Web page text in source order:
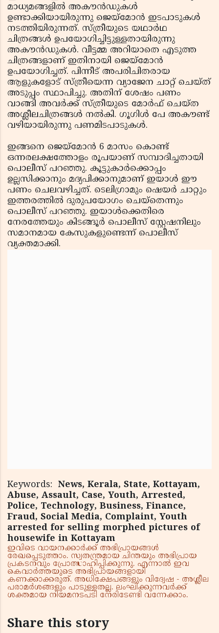
മാധ്യമങ്ങളില്‍ അകൗന്‍ഡുകള്‍
ഉണ്ടാക്കിയായിരുന്നു ജെയ്‌മോന്‍ ഇടപാടുകള്‍
നടത്തിയിരുന്നത്. സ്ത്രീയുടെ യഥാര്‍ഥ
ചിത്രങ്ങള്‍ ഉപയോഗിച്ചിട്ടുള്ളതായിരുന്നു
അകൗന്‍ഡുകള്‍. വീട്ടമ്മ അറിയാതെ എടുത്ത
ചിത്രങ്ങളാണ് ഇതിനായി ജെയ്‌മോന്‍
ഉപയോഗിച്ചത്. പിന്നീട് അപരിചിതരായ
ആളുകളോട് സ്ത്രീയെന്ന വ്യാജേന ചാറ്റ് ചെയ്ത്
അടുപ്പം സ്ഥാപിച്ചു. അതിന് ശേഷം പണം
വാങ്ങി അവര്‍ക്ക് സ്ത്രീയുടെ മോര്‍ഫ് ചെയ്ത
അശ്ലീലചിത്രങ്ങള്‍ നല്‍കി. ഗൂഗിള്‍ പേ അകൗണ്ട്
വഴിയായിരുന്നു പണമിടപാടുകള്‍.
ഇങ്ങനെ ജെയ്‌മോന്‍ 6 മാസം കൊണ്ട്
ഒന്നരലക്ഷത്തോളം രൂപയാണ് സമ്പാദിച്ചതായി
പൊലീസ് പറഞ്ഞു. കൂട്ടുകാര്‍ക്കൊപ്പം
ഉല്ലസിക്കാനും മദ്യപിക്കാനുമാണ് ഇയാള്‍ ഈ
പണം ചെലവഴിച്ചത്. ടെലിഗ്രാമും ഷെയര്‍ ചാറ്റും
ഇത്തരത്തില്‍ ദുരുപയോഗം ചെയ്‌തെന്നും
പൊലീസ് പറഞ്ഞു. ഇയാള്‍ക്കെതിരെ
നേരത്തേയും കിടങ്ങൂര്‍ പൊലീസ് സ്റ്റേഷനിലും
സമാനമായ കേസുകളുണ്ടെന്ന് പൊലീസ്
വ്യക്തമാക്കി.
Keywords: News, Kerala, State, Kottayam,
Abuse, Assault, Case, Youth, Arrested,
Police, Technology, Business, Finance,
Fraud, Social Media, Complaint, Youth
arrested for selling morphed pictures of
housewife in Kottayam
ഇവിടെ വായനക്കാർക്ക് അഭിപ്രായങ്ങൾ
രേഖപ്പെടുത്താം. സ്വതന്ത്രമായ ചിന്തയും അഭിപ്രായ
പ്രകടനവും പ്രോത്സാഹിപ്പിക്കുന്നു. എന്നാൽ ഇവ
കെവാർത്തയുടെ അഭിപ്രായങ്ങളായി
കണക്കാക്കരുത്. അധിക്ഷേപങ്ങളും വിദ്വേഷ - അശ്ലീല
പരാമർശങ്ങളും പാടുള്ളതല്ല. ലംഘിക്കുന്നവർക്ക്
ശക്തമായ നിയമനടപടി നേരിടേണ്ടി വന്നേക്കാം.
Share this story